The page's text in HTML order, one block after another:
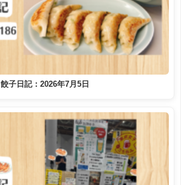
餃子日記：2026年7月5日